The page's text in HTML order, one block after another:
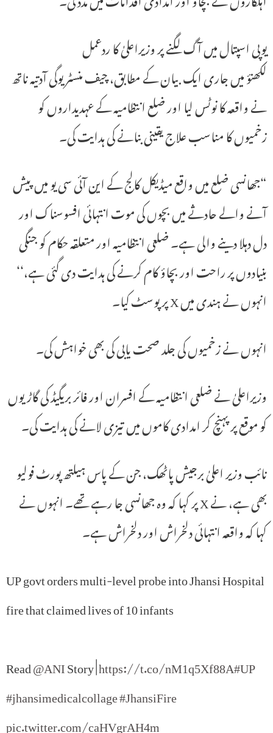
یوپی اسپتال میں آگ لگنے پر وزیراعلیٰ کا ردعمل
لکھنؤ میں جاری ایک بیان کے مطابق، چیف منسٹر یوگی آدتیہ ناتھ
نے واقعہ کا نوٹس لیا اور ضلع انتظامیہ کے عہدیداروں کو
زخمیوں کا مناسب علاج یقینی بنانے کی ہدایت کی۔
“جھانسی ضلع میں واقع میڈیکل کالج کے این آئی سی یو میں پیش
آنے والے حادثے میں بچوں کی موت انتہائی افسوسناک اور
دل دہلا دینے والی ہے۔ ضلعی انتظامیہ اور متعلقہ حکام کو جنگی
بنیادوں پر راحت اور بچاؤ کام کرنے کی ہدایت دی گئی ہے،‘‘
انہوں نے ہندی میں X پر پوسٹ کیا۔
انہوں نے زخمیوں کی جلد صحت یابی کی بھی خواہش کی۔
وزیراعلیٰ نے ضلعی انتظامیہ کے افسران اور فائر بریگیڈ کی گاڑیوں
کو موقع پر پہنچ کر امدادی کاموں میں تیزی لانے کی ہدایت کی۔
نائب وزیر اعلیٰ برجیش پاٹھک، جن کے پاس ہیلتھ پورٹ فولیو
بھی ہے، نے X پر کہا کہ وہ جھانسی جا رہے تھے۔ انہوں نے
کہا کہ واقعہ انتہائی دلخراش اور دلخراش ہے۔
UP govt orders multi-level probe into Jhansi Hospital
fire that claimed lives of 10 infants
Read@ANIStory |https://t.co/nM1q5Xf88A#UP
#jhansimedicalcollage#JhansiFire
pic.twitter.com/caHVgrAH4m